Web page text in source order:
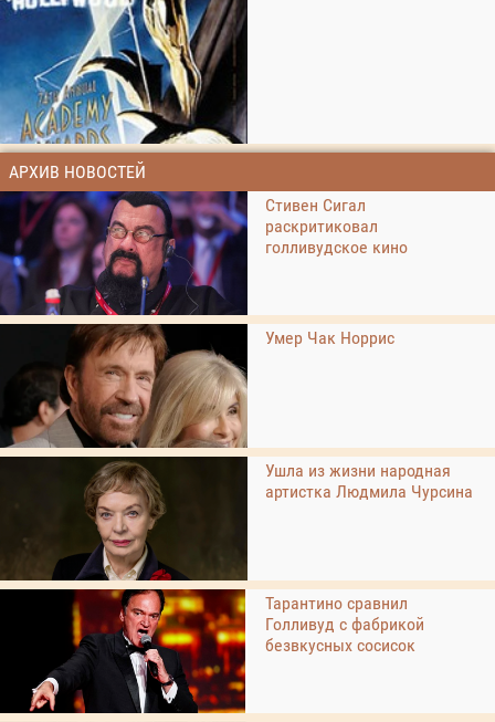
АРХИВ НОВОСТЕЙ
Стивен Сигал
раскритиковал
голливудское кино
Умер Чак Норрис
Ушла из жизни народная
артистка Людмила Чурсина
Тарантино сравнил
Голливуд с фабрикой
безвкусных сосисок